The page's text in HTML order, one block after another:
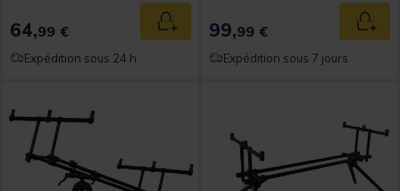
64,99 € Ajouter au panier
Expédition sous 24 h
99,99 €
Expédition sous 7 jours